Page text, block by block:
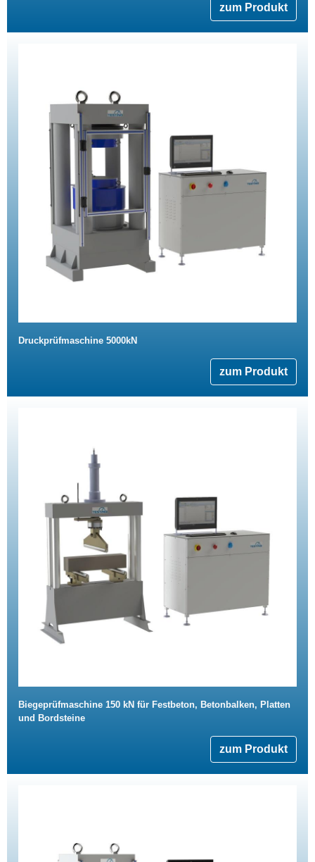
zum Produkt
Druckprüfmaschine 5000kN
zum Produkt
Biegeprüfmaschine 150 kN für Festbeton, Betonbalken, Platten
und Bordsteine
zum Produkt